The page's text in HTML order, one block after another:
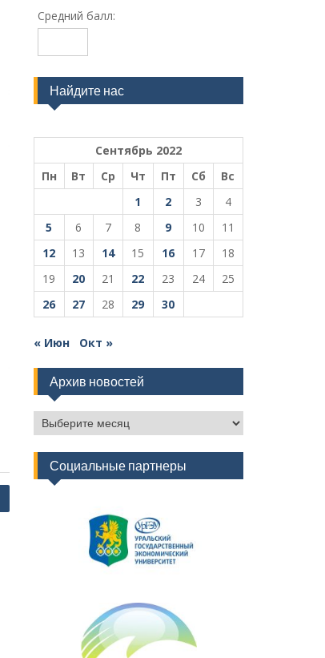
Средний балл:
Найдите нас
Сентябрь 2022
Пн
Вт Ср Чт Пт Сб
Вс
1
2 3
4
5
6 7 8 9 10
11
12
13 14 15 16 17
18
19
20 21 22 23 24
25
26
27 28 29 30
« Июн Окт »
Архив новостей
Архив
новостей
Социальные партнеры